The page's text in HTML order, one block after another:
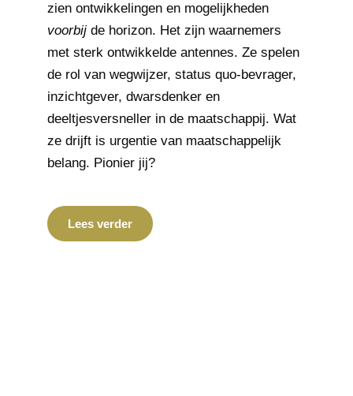
zien ontwikkelingen en mogelijkheden
voorbij de horizon. Het zijn waarnemers
met sterk ontwikkelde antennes. Ze spelen
de rol van wegwijzer, status quo-bevrager,
inzichtgever, dwarsdenker en
deeltjesversneller in de maatschappij. Wat
ze drijft is urgentie van maatschappelijk
belang. Pionier jij?
Lees verder